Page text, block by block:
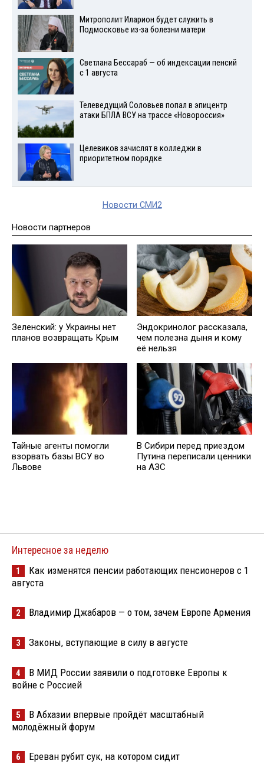
Митрополит Иларион будет служить в
Подмосковье из-за болезни матери
Светлана Бессараб — об индексации пенсий
с 1 августа
Телеведущий Соловьев попал в эпицентр
атаки БПЛА ВСУ на трассе «Новороссия»
Целевиков зачислят в колледжи в
приоритетном порядке
Новости СМИ2
Новости партнеров
Зеленский: у Украины нет
планов возвращать Крым
Эндокринолог рассказала,
чем полезна дыня и кому
её нельзя
Тайные агенты помогли
взорвать базы ВСУ во
Львове
В Сибири перед приездом
Путина переписали ценники
на АЗС
Интересное за неделю
1
Как изменятся пенсии работающих пенсионеров с 1
августа
2 Владимир Джабаров — о том, зачем Европе Армения
3 Законы, вступающие в силу в августе
4
В МИД России заявили о подготовке Европы к
войне с Россией
5
В Абхазии впервые пройдёт масштабный
молодёжный форум
6 Ереван рубит сук, на котором сидит